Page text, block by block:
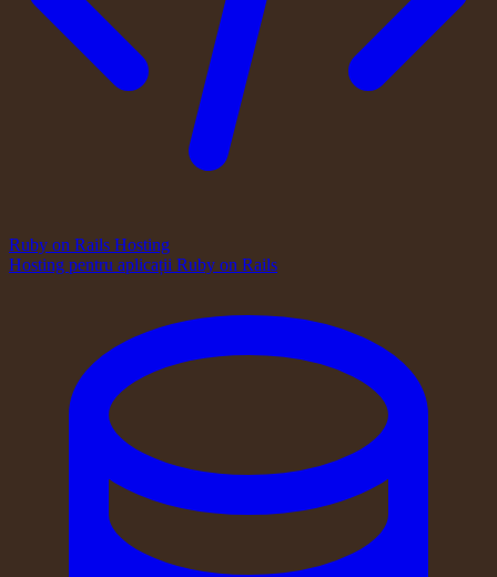
Ruby on Rails Hosting
Hosting pentru aplicații Ruby on Rails